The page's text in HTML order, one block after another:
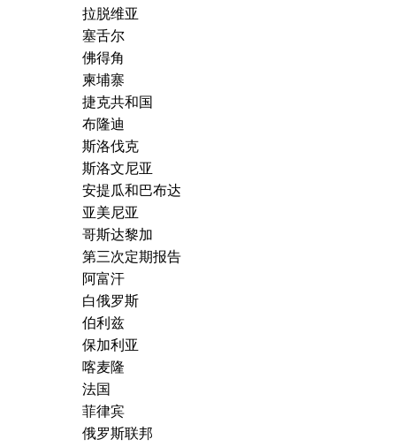
拉脱维亚
塞舌尔
佛得角
柬埔寨
捷克共和国
布隆迪
斯洛伐克
斯洛文尼亚
安提瓜和巴布达
亚美尼亚
哥斯达黎加
第三次定期报告
阿富汗
白俄罗斯
伯利兹
保加利亚
喀麦隆
法国
菲律宾
俄罗斯联邦